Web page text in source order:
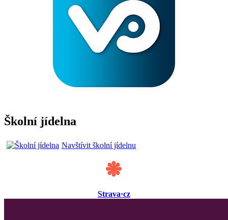
Školní jídelna
Navštívit školní jídelnu
Strava·cz